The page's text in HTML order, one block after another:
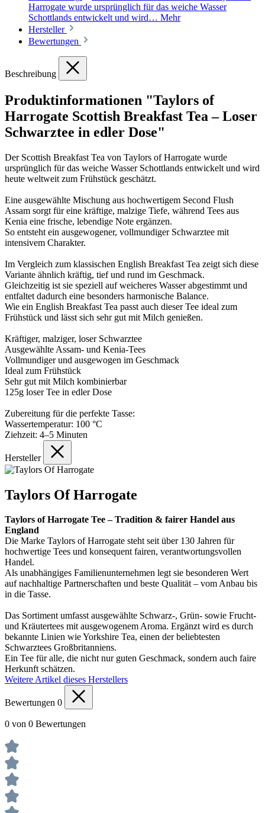
Harrogate wurde ursprünglich für das weiche Wasser
Schottlands entwickelt und wird… Mehr
Hersteller
Bewertungen
Beschreibung
Produktinformationen "Taylors of
Harrogate Scottish Breakfast Tea – Loser
Schwarztee in edler Dose"
Der Scottish Breakfast Tea von Taylors of Harrogate wurde
ursprünglich für das weiche Wasser Schottlands entwickelt und wird
heute weltweit zum Frühstück geschätzt.
Eine ausgewählte Mischung aus hochwertigem Second Flush
Assam sorgt für eine kräftige, malzige Tiefe, während Tees aus
Kenia eine frische, lebendige Note ergänzen.
So entsteht ein ausgewogener, vollmundiger Schwarztee mit
intensivem Charakter.
Im Vergleich zum klassischen English Breakfast Tea zeigt sich diese
Variante ähnlich kräftig, tief und rund im Geschmack.
Gleichzeitig ist sie speziell auf weicheres Wasser abgestimmt und
entfaltet dadurch eine besonders harmonische Balance.
Wie ein English Breakfast Tea passt auch dieser Tee ideal zum
Frühstück und lässt sich sehr gut mit Milch genießen.
Kräftiger, malziger, loser Schwarztee
Ausgewählte Assam- und Kenia-Tees
Vollmundiger und ausgewogen im Geschmack
Ideal zum Frühstück
Sehr gut mit Milch kombinierbar
125g loser Tee in edler Dose
Zubereitung für die perfekte Tasse:
Wassertemperatur: 100 °C
Ziehzeit: 4–5 Minuten
Hersteller
Taylors Of Harrogate
Taylors of Harrogate Tee – Tradition & fairer Handel aus
England
Die Marke Taylors of Harrogate steht seit über 130 Jahren für
hochwertige Tees und konsequent fairen, verantwortungsvollen
Handel.
Als unabhängiges Familienunternehmen legt sie besonderen Wert
auf nachhaltige Partnerschaften und beste Qualität – vom Anbau bis
in die Tasse.
Das Sortiment umfasst ausgewählte Schwarz-, Grün- sowie Frucht-
und Kräutertees mit ausgewogenem Aroma. Ergänzt wird es durch
bekannte Linien wie Yorkshire Tea, einen der beliebtesten
Schwarztees Großbritanniens.
Ein Tee für alle, die nicht nur guten Geschmack, sondern auch faire
Herkunft schätzen.
Weitere Artikel dieses Herstellers
Bewertungen 0
0 von 0 Bewertungen